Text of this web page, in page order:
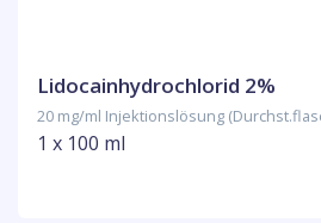
Lidocainhydrochlorid 2%
20 mg/ml Injektionslösung
1 x 100 ml